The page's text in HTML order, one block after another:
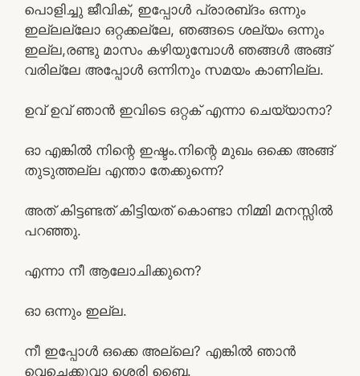
പൊളിച്ചു ജീവിക്, ഇപ്പോൾ പ്രാരബ്‌ദം ഒന്നും
ഇല്ലല്ലോ ഒറ്റക്കല്ലേ, ഞങ്ങടെ ശല്യം ഒന്നും
ഇല്ല,രണ്ടു മാസം കഴിയുമ്പോൾ ഞങ്ങൾ അങ്ങ്
വരില്ലേ അപ്പോൾ ഒന്നിനും സമയം കാണില്ല.
ഉവ് ഉവ് ഞാൻ ഇവിടെ ഒറ്റക് എന്നാ ചെയ്യാനാ?
ഓ എങ്കിൽ നിന്റെ ഇഷ്ടം.നിന്റെ മുഖം ഒക്കെ അങ്ങ്
തുടുത്തല്ല എന്താ തേക്കുന്നെ?
അത് കിട്ടണ്ടത് കിട്ടിയത് കൊണ്ടാ നിമ്മി മനസ്സിൽ
പറഞ്ഞു.
എന്നാ നീ ആലോചിക്കുനെ?
ഓ ഒന്നും ഇല്ല.
നീ ഇപ്പോൾ ഒക്കെ അല്ലെ? എങ്കിൽ ഞാൻ
വെചെക്കുവാ ശെരി ബൈ.